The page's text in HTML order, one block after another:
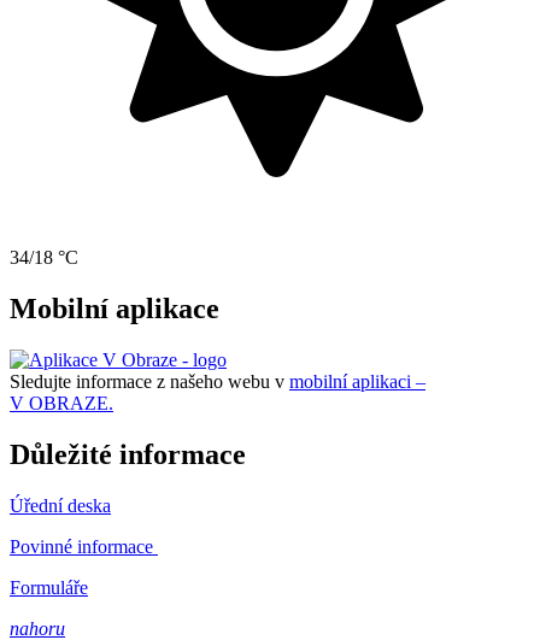
34/18 °C
Mobilní aplikace
Sledujte informace z našeho webu v mobilní aplikaci –
V OBRAZE.
Důležité informace
Úřední deska
Povinné informace
Formuláře
nahoru